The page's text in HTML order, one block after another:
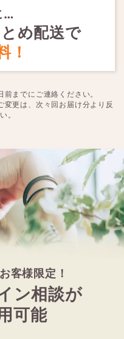
…
め配送で
！
までにご連絡ください。
更は、次々回お届け分より反
。
客様限定！
ン相談が
可能